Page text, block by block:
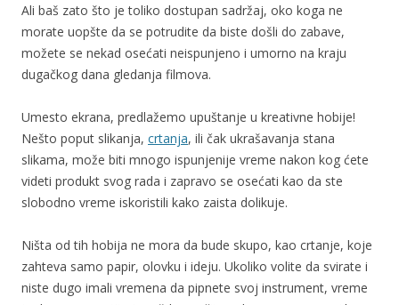
Ali baš zato što je toliko dostupan sadržaj, oko koga ne
morate uopšte da se potrudite da biste došli do zabave,
možete se nekad osećati neispunjeno i umorno na kraju
dugačkog dana gledanja filmova.
Umesto ekrana, predlažemo upuštanje u kreativne hobije!
Nešto poput slikanja, crtanja, ili čak ukrašavanja stana
slikama, može biti mnogo ispunjenije vreme nakon kog ćete
videti produkt svog rada i zapravo se osećati kao da ste
slobodno vreme iskoristili kako zaista dolikuje.
Ništa od tih hobija ne mora da bude skupo, kao crtanje, koje
zahteva samo papir, olovku i ideju. Ukoliko volite da svirate i
niste dugo imali vremena da pipnete svoj instrument, vreme